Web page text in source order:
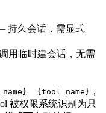
持久会话，需显式
用临时建会话，无需
，
被权限系统识别为只